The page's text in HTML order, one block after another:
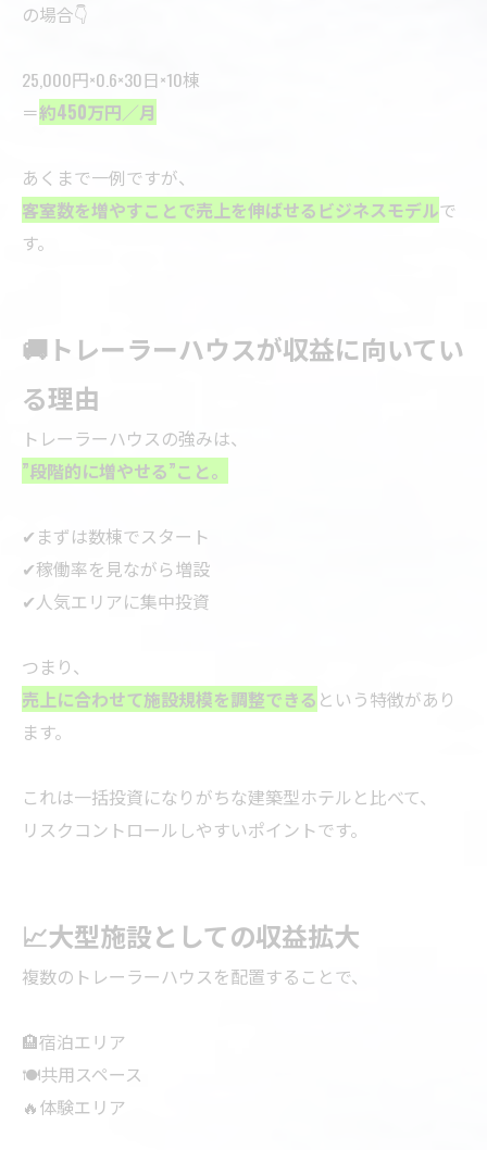
の場合👇
25,000円×0.6×30日×10棟
＝約450万円／月
あくまで一例ですが、
客室数を増やすことで売上を伸ばせるビジネスモデルで
す。
🚚トレーラーハウスが収益に向いてい
る理由
トレーラーハウスの強みは、
”段階的に増やせる”こと。
✔まずは数棟でスタート
✔稼働率を見ながら増設
✔人気エリアに集中投資
つまり、
売上に合わせて施設規模を調整できる という特徴があり
ます。
これは一括投資になりがちな建築型ホテルと比べて、
リスクコントロールしやすいポイントです。
📈大型施設としての収益拡大
複数のトレーラーハウスを配置することで、
🏨宿泊エリア
🍽共用スペース
🔥体験エリア